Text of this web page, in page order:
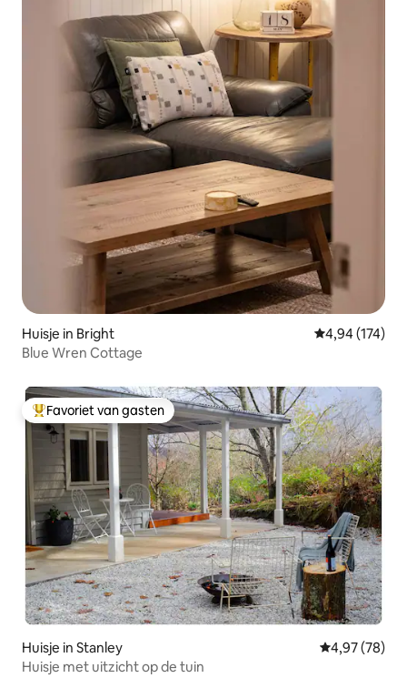
Huisje in Bright Gemiddelde
4,94 (174)
Blue Wren Cottage
Topfavoriet van gasten
Favoriet van gasten
Huisje in Stanley Gemiddelde
4,97 (78)
Huisje met uitzicht op de tuin